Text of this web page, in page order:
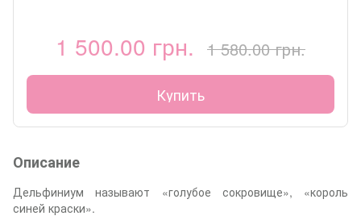
1 500.00 грн. 1 580.00 грн.
Купить
Описание
Дельфиниум называют «голубое сокровище», «король
синей краски».